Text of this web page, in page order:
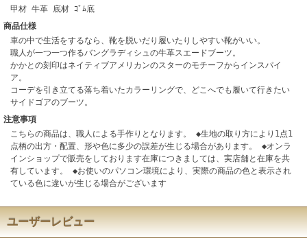
甲材 牛革 底材 ｺﾞﾑ底
商品仕様
車の中で生活をするなら、靴を脱いだり履いたりしやすい靴がいい。
職人が一つ一つ作るバングラディシュの牛革スエードブーツ。
かかとの刻印はネイティブアメリカンのスターのモチーフからインスパイ
ア。
コーデを引き立てる落ち着いたカラーリングで、どこへでも履いて行きたい
サイドゴアのブーツ。
注意事項
こちらの商品は、職人による手作りとなります。 ◆生地の取り方により1点1
点柄の出方・配置、形や色に多少の誤差が生じる場合があります。 ◆オンラ
インショップで販売をしております在庫につきましては、実店舗と在庫を共
有しています。 ◆お使いのパソコン環境により、実際の商品の色と表示され
ている色に違いが生じる場合がございます
ユーザーレビュー